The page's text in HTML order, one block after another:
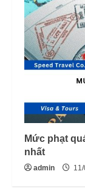
Mức phạt
nhất
admin